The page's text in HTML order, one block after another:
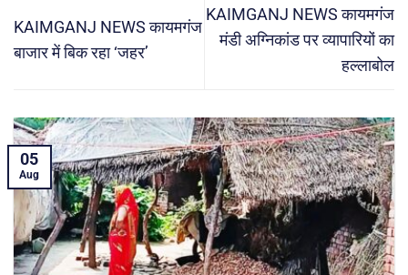
KAIMGANJ NEWS कायमगंज
बाजार में बिक रहा ‘जहर’
KAIMGANJ NEWS कायमगंज
मंडी अग्निकांड पर व्यापारियों का
हल्लाबोल
04
Aug